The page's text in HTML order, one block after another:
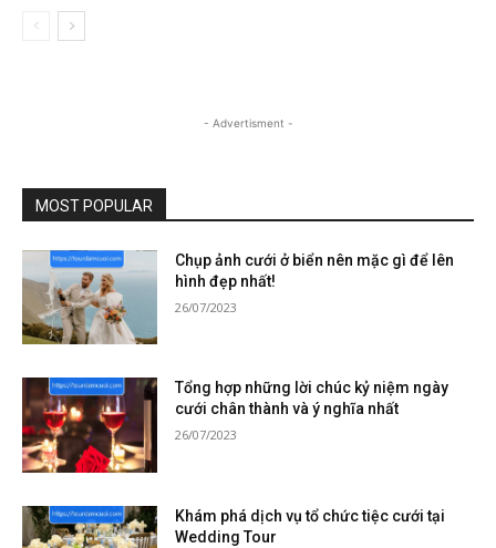
- Advertisment -
MOST POPULAR
Chụp ảnh cưới ở biển nên mặc gì để lên
hình đẹp nhất!
26/07/2023
Tổng hợp những lời chúc kỷ niệm ngày
cưới chân thành và ý nghĩa nhất
26/07/2023
Khám phá dịch vụ tổ chức tiệc cưới tại
Wedding Tour